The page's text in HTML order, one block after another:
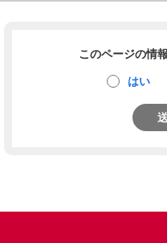
このページの情
はい